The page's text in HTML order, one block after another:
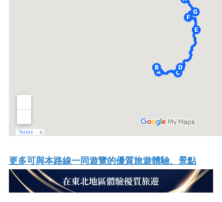
更多可與本路線一同遊覽的優質旅遊體驗、景點